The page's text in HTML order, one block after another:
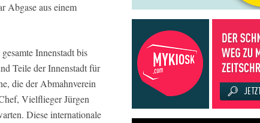
Abgase aus einem
Innenstadt bis
Teile der Innenstadt für
die der Abmahnverein
Vielflieger Jürgen
Diese internationale